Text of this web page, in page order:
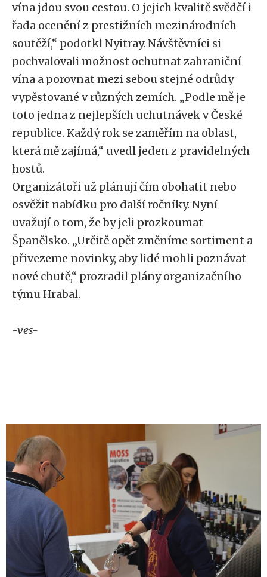
vína jdou svou cestou. O jejich kvalitě svědčí i
řada ocenění z prestižních mezinárodních
soutěží,“ podotkl Nyitray. Návštěvníci si
pochvalovali možnost ochutnat zahraniční
vína a porovnat mezi sebou stejné odrůdy
vypěstované v různých zemích. „Podle mě je
toto jedna z nejlepších uchutnávek v České
republice. Každý rok se zaměřím na oblast,
která mě zajímá,“ uvedl jeden z pravidelných
hostů.
Organizátoři už plánují čím obohatit nebo
osvěžit nabídku pro další ročníky. Nyní
uvažují o tom, že by jeli prozkoumat
Španělsko. „Určitě opět změníme sortiment a
přivezeme novinky, aby lidé mohli poznávat
nové chutě,“ prozradil plány organizačního
týmu Hrabal.
-ves-